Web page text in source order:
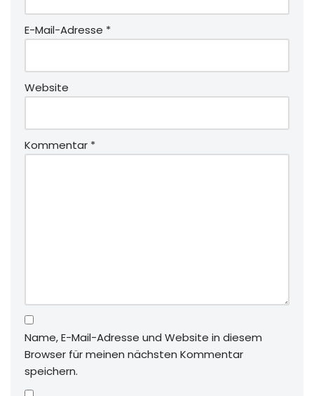
E-Mail-Adresse *
Website
Kommentar *
Name, E-Mail-Adresse und Website in diesem
Browser für meinen nächsten Kommentar
speichern.